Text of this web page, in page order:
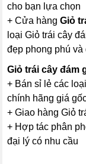
cho bạn lựa chọn
+ Cửa hàngGiỏ
loại Giỏ trái cây
đẹp phong phú và
Giỏ trái cây đám
+ Bán sỉ lẻ các
chính hãng giá
+ Giao hàng Giỏ
+ Hợp tác phân
đại lý có nhu cầu